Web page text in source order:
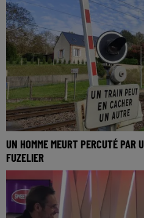
UN HOMME MEURT PERCUTÉ
FUZELIER